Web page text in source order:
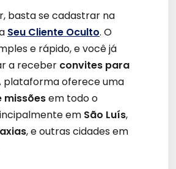
basta se cadastrar na
Seu Cliente Oculto. O
e rápido, e você já
a receber convites para
plataforma oferece uma
missõesem todo o
em São Luís,
, e outras cidades em